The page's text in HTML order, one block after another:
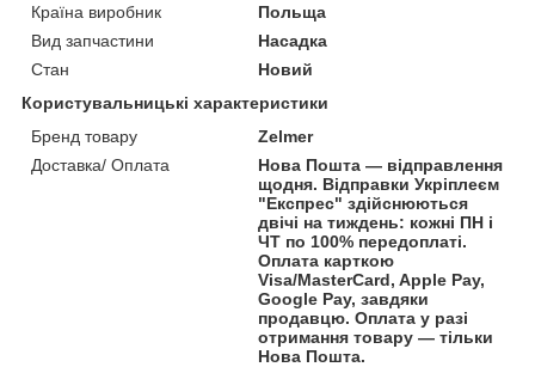
Країна виробник
Польща
Вид запчастини
Насадка
Стан
Новий
Користувальницькі характеристики
Бренд товару
Zelmer
Доставка/ Оплата
Нова Пошта — відправлення
щодня. Відправки Укріплеєм
"Експрес" здійснюються
двічі на тиждень: кожні ПН і
ЧТ по 100% передоплаті.
Оплата карткою
Visa/MasterCard, Apple Pay,
Google Pay, завдяки
продавцю. Оплата у разі
отримання товару — тільки
Нова Пошта.